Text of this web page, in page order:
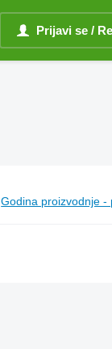
Prijavi se /
Godina proizvodnje -